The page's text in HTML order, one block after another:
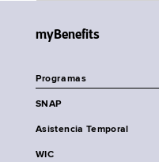
myBenefits
Programas
SNAP
Asistencia Temporal
WIC